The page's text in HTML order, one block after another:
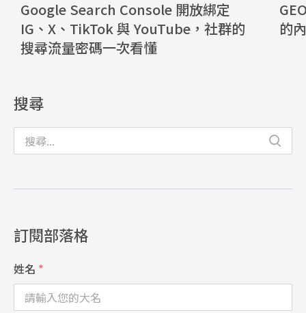
Google Search Console 開放綁定
IG、X、TikTok 與 YouTube，社群的
搜尋流量密碼一次看懂
的
搜尋
訂閱部落格
姓名 *